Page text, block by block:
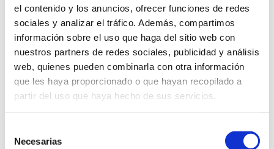
el contenido y los anuncios, ofrecer funciones de redes
sociales y analizar el tráfico. Además, compartimos
información sobre el uso que haga del sitio web con
nuestros partners de redes sociales, publicidad y análisis
web, quienes pueden combinarla con otra información
que les haya proporcionado o que hayan recopilado a
partir del uso que haya hecho de sus servicios.
Necesarias
Información sobre la aprobación
Expediente de aprobación: 1322132W
Decreto de aprobación: 3652
Fecha de aprobación: 30/07/24
Información sobre el documento:
Tipo documental: Solicitud
Tipo de firma: Certificado electrónico, Firma manual
Estado de elaboración: Original, Copia electrónica
Versión NTI: N11